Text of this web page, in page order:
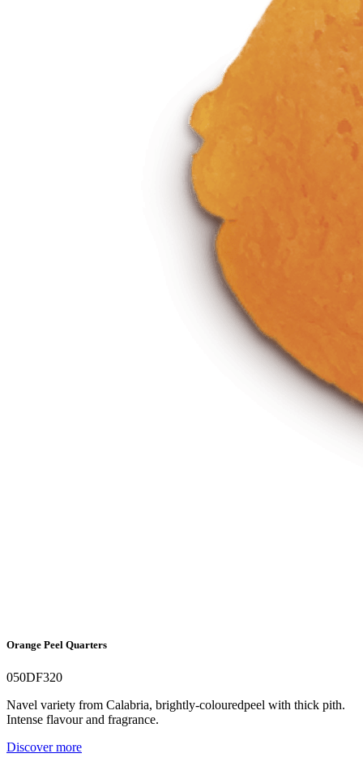
Orange Peel Quarters
050DF320
Navel variety from Calabria, brightly-colouredpeel with thick pith.
Intense flavour and fragrance.
Discover more